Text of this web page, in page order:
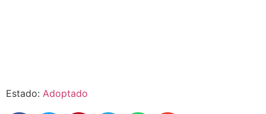
Estado: Adoptado